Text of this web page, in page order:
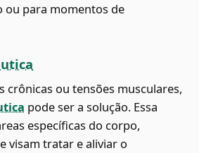
ou para momentos de
crônicas ou tensões musculares,
pode ser a solução. Essa
específicas do corpo,
visam tratar e aliviar o